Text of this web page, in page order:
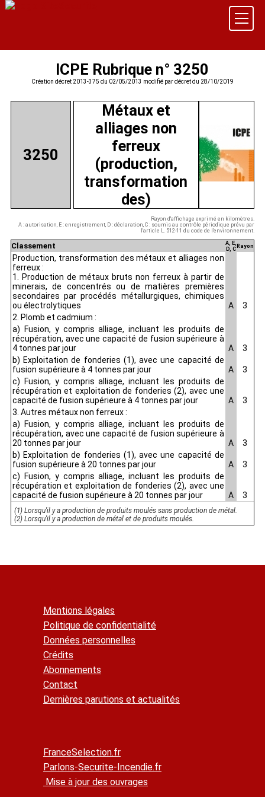
ICPE Rubrique n° 3250
Création décret 2013-375 du 02/05/2013 modifié par décret du 28/10/2019
3250
Métaux et
alliages non
ferreux
(production,
transformation
des)
Rayon d'affichage exprimé en kilomètres.
A : autorisation, E : enregistrement, D : déclaration, C : soumis au contrôle périodique prévu par
l'article L. 512-11 du code de l'environnement.
Classement
A, E,
D, C Rayon
Production, transformation des métaux et alliages non
ferreux :
1. Production de métaux bruts non ferreux à partir de
minerais, de concentrés ou de matières premières
secondaires par procédés métallurgiques, chimiques
ou électrolytiques
A
3
2. Plomb et cadmium :
a) Fusion, y compris alliage, incluant les produits de
récupération, avec une capacité de fusion supérieure à
4 tonnes par jour
A
3
b) Exploitation de fonderies (1), avec une capacité de
fusion supérieure à 4 tonnes par jour
A
3
c) Fusion, y compris alliage, incluant les produits de
récupération et exploitation de fonderies (2), avec une
capacité de fusion supérieure à 4 tonnes par jour
A
3
3. Autres métaux non ferreux :
a) Fusion, y compris alliage, incluant les produits de
récupération, avec une capacité de fusion supérieure à
20 tonnes par jour
A
3
b) Exploitation de fonderies (1), avec une capacité de
fusion supérieure à 20 tonnes par jour
A
3
c) Fusion, y compris alliage, incluant les produits de
récupération et exploitation de fonderies (2), avec une
capacité de fusion supérieure à 20 tonnes par jour
A 3
(1) Lorsqu'il y a production de produits moulés sans production de métal.
(2) Lorsqu'il y a production de métal et de produits moulés.
Mentions légales
Politique de confidentialité
Données personnelles
Crédits
Abonnements
Contact
Dernières parutions et actualités
FranceSelection.fr
Parlons-Securite-Incendie.fr
Mise à jour des ouvrages